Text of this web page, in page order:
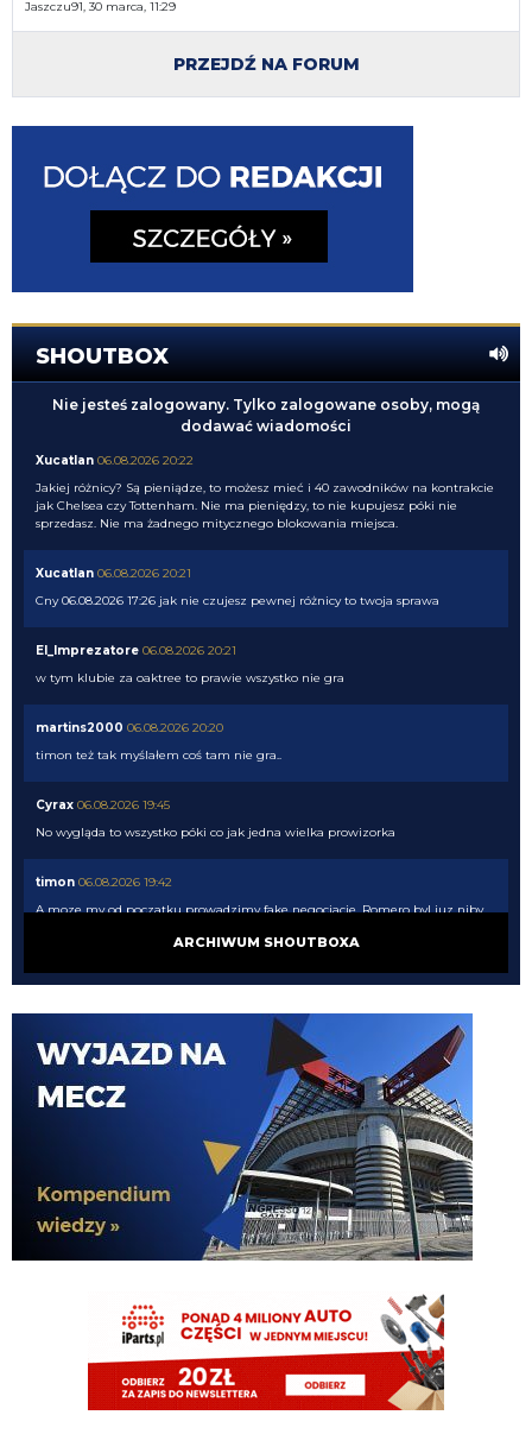
Jaszczu91, 30 marca, 11:29
PRZEJDŹ NA FORUM
SHOUTBOX
Nie jesteś zalogowany. Tylko zalogowane osoby, mogą
dodawać wiadomości
Xucatlan 06.08.2026 20:22
Jakiej różnicy? Są pieniądze, to możesz mieć i 40 zawodników na kontrakcie
jak Chelsea czy Tottenham. Nie ma pieniędzy, to nie kupujesz póki nie
sprzedasz. Nie ma żadnego mitycznego blokowania miejsca.
Xucatlan 06.08.2026 20:21
Cny 06.08.2026 17:26 jak nie czujesz pewnej różnicy to twoja sprawa
El_Imprezatore 06.08.2026 20:21
w tym klubie za oaktree to prawie wszystko nie gra
martins2000 06.08.2026 20:20
timon też tak myślałem coś tam nie gra..
Cyrax 06.08.2026 19:45
No wygląda to wszystko póki co jak jedna wielka prowizorka
timon 06.08.2026 19:42
A moze my od poczatku prowadzimy fake negocjacje. Romero byl juz niby
prowizje to nagle jednak trzeba sprzedac. Pewnie gdyby Chelsea nie weszla
Bekowe te doniesienia i całe mercato. Po fiasku z Palestrą: "Pieniądze
zostaną zainwestowane w klasowego obrońcę". Teraz podają, że Romero
blisko Ateltico i pojawiło się "Pieniądze zaoszczędzone na Romero zostaną
przeznaczone na Jonesa". Za tydzień zapewne "Pieniądze zaoszczędzone
na Dżonsie zostaną wydane zimą". To okienko póki co przebija wszystko
Claudio
06.08.2026 19:21
Oby tak blisko jak Palestra Interu
Claudio 06.08.2026 19:21
06.08.2026 18:51
A do obrony ściągną Ostigarda z Genoa i będą wmawiać że Stones to od
poczatku był kupowany do pierwszego składu, bo jest wybitny
ARCHIWUM SHOUTBOXA